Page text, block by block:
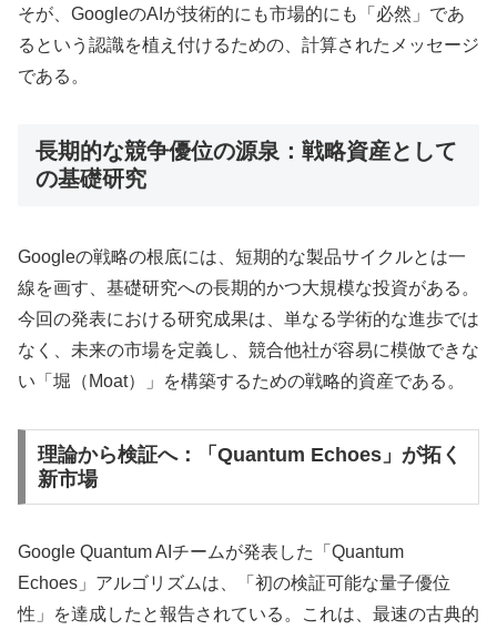
そが、GoogleのAIが技術的にも市場的にも「必然」であ
るという認識を植え付けるための、計算されたメッセージ
である。
長期的な競争優位の源泉：戦略資産として
の基礎研究
Googleの戦略の根底には、短期的な製品サイクルとは一
線を画す、基礎研究への長期的かつ大規模な投資がある。
今回の発表における研究成果は、単なる学術的な進歩では
なく、未来の市場を定義し、競合他社が容易に模倣できな
い「堀（Moat）」を構築するための戦略的資産である。
理論から検証へ：「Quantum Echoes」が拓く
新市場
Google Quantum AIチームが発表した「Quantum
Echoes」アルゴリズムは、「初の検証可能な量子優位
性」を達成したと報告されている。これは、最速の古典的